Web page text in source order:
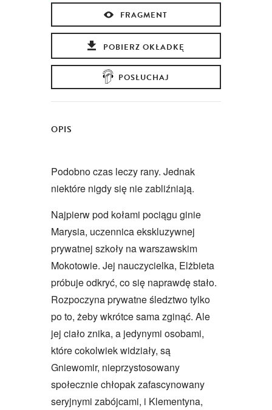
FRAGMENT
POBIERZ OKŁADKĘ
POSŁUCHAJ
OPIS
Podobno czas leczy rany. Jednak
niektóre nigdy się nie zabliźniają.
Najpierw pod kołami pociągu ginie
Marysia, uczennica ekskluzywnej
prywatnej szkoły na warszawskim
Mokotowie. Jej nauczycielka, Elżbieta
próbuje odkryć, co się naprawdę stało.
Rozpoczyna prywatne śledztwo tylko
po to, żeby wkrótce sama zginąć. Ale
jej ciało znika, a jedynymi osobami,
które cokolwiek widziały, są
Gniewomir, nieprzystosowany
społecznie chłopak zafascynowany
seryjnymi zabójcami, i Klementyna,